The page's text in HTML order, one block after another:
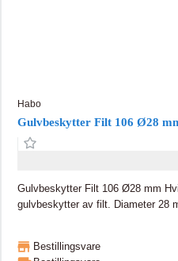
Habo
Gulvbeskytter Filt 106 Ø28
Gulvbeskytter Filt 106 Ø28 mm Hvit
gulvbeskytter av filt. Diameter 28
Bestillingsvare